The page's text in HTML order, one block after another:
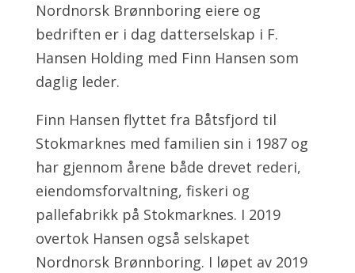
Nordnorsk Brønnboring eiere og
bedriften er i dag datterselskap i F.
Hansen Holding med Finn Hansen som
daglig leder.
Finn Hansen flyttet fra Båtsfjord til
Stokmarknes med familien sin i 1987 og
har gjennom årene både drevet rederi,
eiendomsforvaltning, fiskeri og
pallefabrikk på Stokmarknes. I 2019
overtok Hansen også selskapet
Nordnorsk Brønnboring. I løpet av 2019